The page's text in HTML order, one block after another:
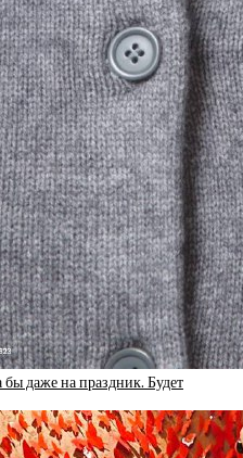
даже на праздник. Будет